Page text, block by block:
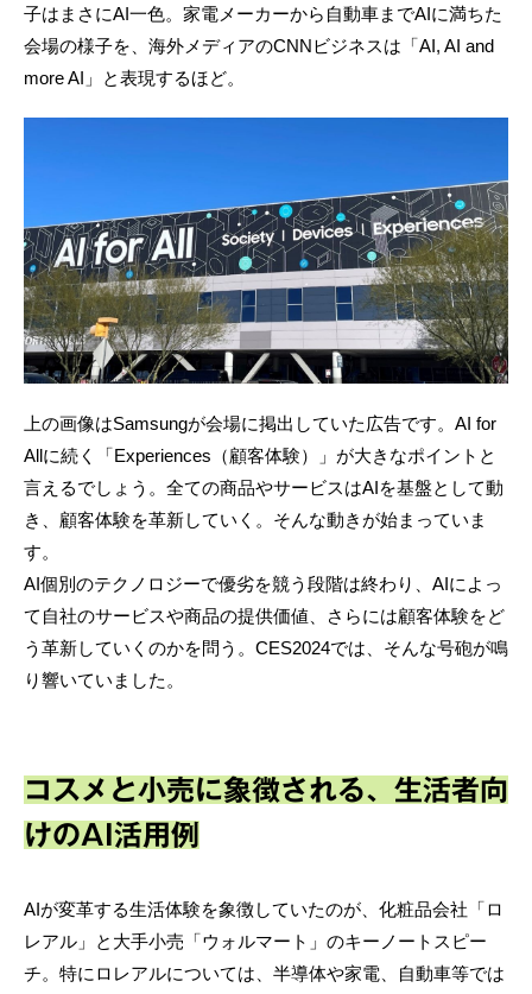
子はまさにAI一色。家電メーカーから自動車までAIに満ちた
会場の様子を、海外メディアのCNNビジネスは「AI, AI and
more AI」と表現するほど。
上の画像はSamsungが会場に掲出していた広告です。AI for
Allに続く「Experiences（顧客体験）」が大きなポイントと
言えるでしょう。全ての商品やサービスはAIを基盤として動
き、顧客体験を革新していく。そんな動きが始まっていま
す。
AI個別のテクノロジーで優劣を競う段階は終わり、AIによっ
て自社のサービスや商品の提供価値、さらには顧客体験をど
う革新していくのかを問う。CES2024では、そんな号砲が鳴
り響いていました。
コスメと小売に象徴される、生活者向
けのAI活用例
AIが変革する生活体験を象徴していたのが、化粧品会社「ロ
レアル」と大手小売「ウォルマート」のキーノートスピー
チ。特にロレアルについては、半導体や家電、自動車等では